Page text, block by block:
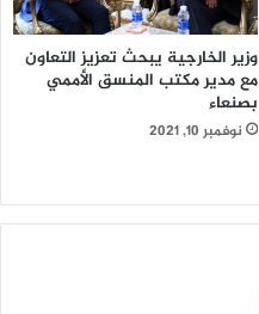
وزير الخارجية يبحث تعزيز التعاون
مع مدير مكتب المنسق الأممي
بصنعاء
نوفمبر 10, 2021